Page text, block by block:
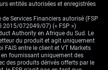
Fed de supprimer la « forward
ce qui maintient la
de volatilité de l’or du
plus bas de 14,2 le mois dernier,
aussi la nervosité du
à des stratégies à risque
sur le marché des futures.
entités autorisées et enregistrées
Services Financiers autorisé (FSP
2015/072049/07) (« FSP »)
Authority en Afrique du Sud. Le
du produit et agit uniquement
FAIS entre le client et VT Markets
fournissant uniquement des
des produits dérivés offerts par le